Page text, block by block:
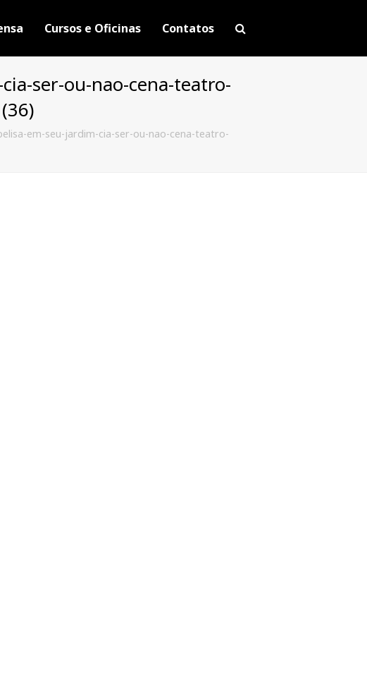
Cursos e Oficinas Contatos
ser-ou-nao-cena-teatro-
em-seu-jardim-cia-ser-ou-nao-cena-teatro-